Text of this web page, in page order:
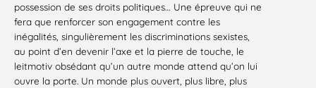
possession de ses droits politiques… Une épreuve qui ne
fera que renforcer son engagement contre les
inégalités, singulièrement les discriminations sexistes,
au point d’en devenir l’axe et la pierre de touche, le
leitmotiv obsédant qu’un autre monde attend qu’on lui
ouvre la porte. Un monde plus ouvert, plus libre, plus